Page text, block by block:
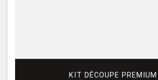
KIT DÉCOUPE PREMIUM